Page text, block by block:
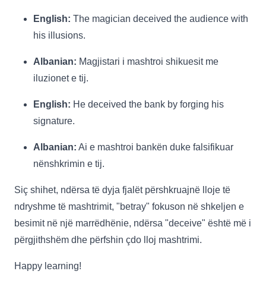
English: The magician deceived the audience with
his illusions.
Albanian: Magjistari i mashtroi shikuesit me
iluzionet e tij.
English: He deceived the bank by forging his
signature.
Albanian: Ai e mashtroi bankën duke falsifikuar
nënshkrimin e tij.
Siç shihet, ndërsa të dyja fjalët përshkruajnë lloje të
ndryshme të mashtrimit, "betray" fokuson në shkeljen e
besimit në një marrëdhënie, ndërsa "deceive" është më i
përgjithshëm dhe përfshin çdo lloj mashtrimi.
Happy learning!